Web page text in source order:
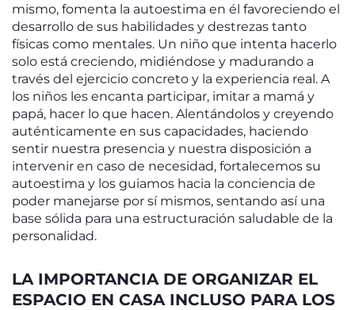
mismo, fomenta la autoestima en él favoreciendo el
desarrollo de sus habilidades y destrezas tanto
físicas como mentales. Un niño que intenta hacerlo
solo está creciendo, midiéndose y madurando a
través del ejercicio concreto y la experiencia real. A
los niños les encanta participar, imitar a mamá y
papá, hacer lo que hacen. Alentándolos y creyendo
auténticamente en sus capacidades, haciendo
sentir nuestra presencia y nuestra disposición a
intervenir en caso de necesidad, fortalecemos su
autoestima y los guiamos hacia la conciencia de
poder manejarse por sí mismos, sentando así una
base sólida para una estructuración saludable de la
personalidad.
LA IMPORTANCIA DE ORGANIZAR EL
ESPACIO EN CASA INCLUSO PARA LOS